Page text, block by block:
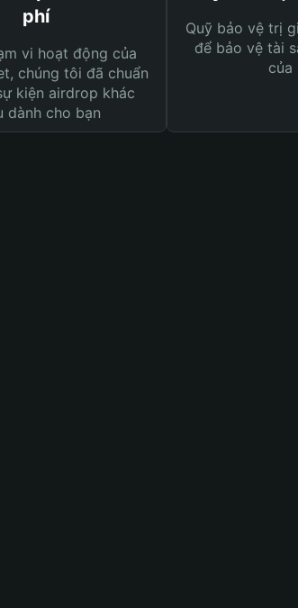
phí
vi hoạt động của
chúng tôi đã chuẩn
kiện airdrop khác
dành cho bạn
Quỹ bảo vệ trị
để bảo vệ tài
của